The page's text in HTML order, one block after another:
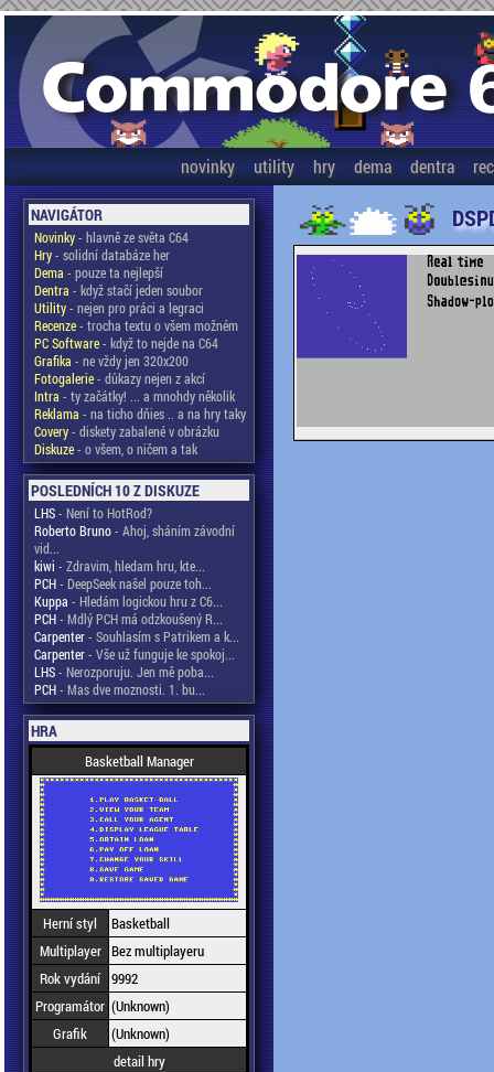
novinky utility hry dema dentra
NAVIGÁTOR
Novinky- hlavně ze světa C64
Hry- solidní databáze her
Dema - pouze ta nejlepší
Dentra - když stačí jeden soubor
Utility- nejen pro práci a legraci
Recenze- trocha textu o všem možném
PC Software- když to nejde na C64
Grafika - ne vždy jen 320x200
Fotogalerie- důkazy nejen z akcí
Intra - ty začátky! ... a mnohdy několik
Reklama - na ticho dňies .. a na hry taky
Covery- diskety zabalené v obrázku
Diskuze- o všem, o ničem a tak
POSLEDNÍCH 10 Z DISKUZE
LHS- Není to HotRod?
Roberto Bruno- Ahoj, sháním závodní
vid...
kiwi - Zdravim, hledam hru, kte...
PCH- DeepSeek našel pouze toh...
Kuppa - Hledám logickou hru z C6...
PCH- Mdlý PCH má odzkoušený R...
Carpenter- Souhlasím s Patrikem a k...
Carpenter- Vše už funguje ke spokoj...
LHS- Nerozporuju. Jen mě poba...
PCH- Mas dve moznosti. 1. bu...
HRA
Basketball Manager
Herní styl
Basketball
Multiplayer Bez multiplayeru
Rok vydání 9992
Programátor (Unknown)
Grafik
(Unknown)
detail hry